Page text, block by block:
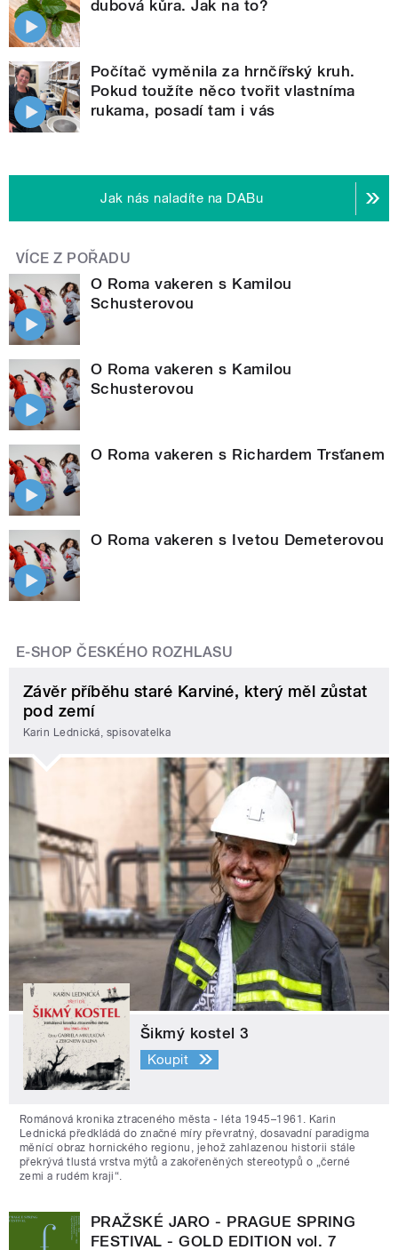
dubová kůra. Jak na to?
Počítač vyměnila za hrnčířský kruh.
Pokud toužíte něco tvořit vlastníma
rukama, posadí tam i vás
Jak nás naladíte na DABu
VÍCE Z POŘADU
O Roma vakeren s Kamilou
Schusterovou
O Roma vakeren s Kamilou
Schusterovou
O Roma vakeren s Richardem Trsťanem
O Roma vakeren s Ivetou Demeterovou
E-SHOP ČESKÉHO ROZHLASU
Závěr příběhu staré Karviné, který měl zůstat
pod zemí
Karin Lednická, spisovatelka
Šikmý kostel 3
Koupit
Románová kronika ztraceného města - léta 1945–1961. Karin
Lednická předkládá do značné míry převratný, dosavadní paradigma
měnící obraz hornického regionu, jehož zahlazenou historii stále
překrývá tlustá vrstva mýtů a zakořeněných stereotypů o „černé
zemi a rudém kraji“.
PRAŽSKÉ JARO - PRAGUE SPRING
FESTIVAL - GOLD EDITION vol. 7